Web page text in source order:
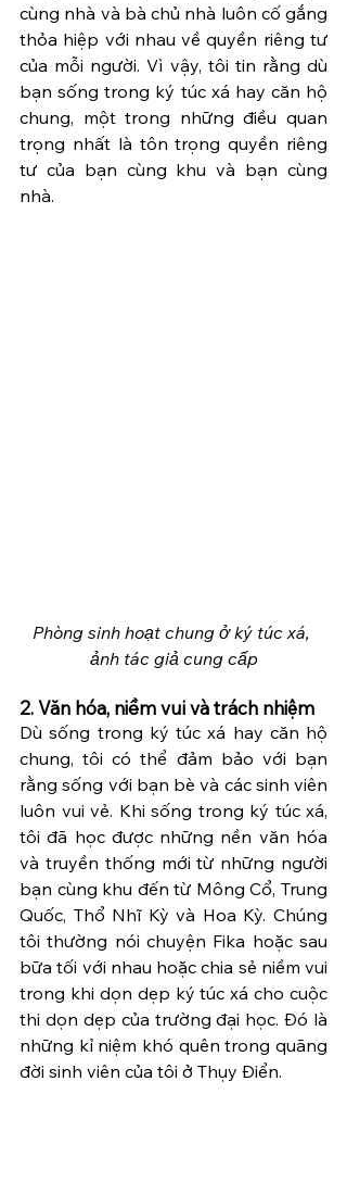
cùng nhà và bà chủ nhà luôn cố gắng
thỏa hiệp với nhau về quyền riêng tư
của mỗi người. Vì vậy, tôi tin rằng dù
bạn sống trong ký túc xá hay căn hộ
chung, một trong những điều quan
trọng nhất là tôn trọng quyền riêng
tư của bạn cùng khu và bạn cùng
nhà.
Phòng sinh hoạt chung ở ký túc xá,
ảnh tác giả cung cấp
2. Văn hóa, niềm vui và trách nhiệm
Dù sống trong ký túc xá hay căn hộ
chung, tôi có thể đảm bảo với bạn
rằng sống với bạn bè và các sinh viên
luôn vui vẻ. Khi sống trong ký túc xá,
tôi đã học được những nền văn hóa
và truyền thống mới từ những người
bạn cùng khu đến từ Mông Cổ, Trung
Quốc, Thổ Nhĩ Kỳ và Hoa Kỳ. Chúng
tôi thường nói chuyện Fika hoặc sau
bữa tối với nhau hoặc chia sẻ niềm vui
trong khi dọn dẹp ký túc xá cho cuộc
thi dọn dẹp của trường đại học. Đó là
những kỉ niệm khó quên trong quãng
đời sinh viên của tôi ở Thụy Điển.